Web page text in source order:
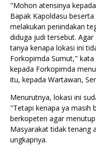
"Mohon atensinya
Bapak Kapoldasu
melakukan penindakan
diduga judi tersebut.
tanya kenapa lokasi ini
Forkopimda Sumut,"
kepada Forkopimda
itu, kepada Wartawan,
Menurutnya, lokasi ini
"Tetapi kenapa ya masih
berkopeten agar
Masyarakat tidak tenang
ungkapnya.